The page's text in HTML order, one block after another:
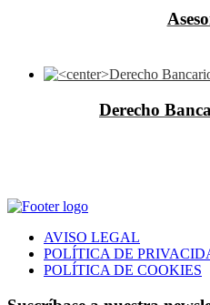
Derecho
AVISO LEGAL
POLÍTICA DE
POLÍTICA DE COOKIES